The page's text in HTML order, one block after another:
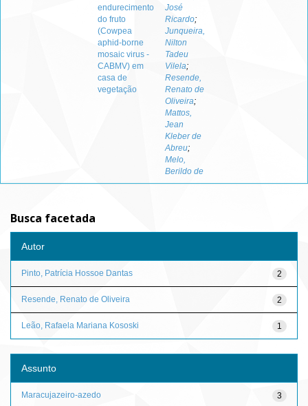
endurecimento
do fruto
(Cowpea
aphid-borne
mosaic virus -
CABMV) em
casa de
vegetação
José
Ricardo;
Junqueira,
Nilton
Tadeu
Vilela;
Resende,
Renato de
Oliveira;
Mattos,
Jean
Kleber de
Abreu;
Melo,
Berildo de
Busca facetada
Autor
2
Pinto, Patrícia Hossoe Dantas
2
Resende, Renato de Oliveira
1
Leão, Rafaela Mariana Kososki
Assunto
3
Maracujazeiro-azedo